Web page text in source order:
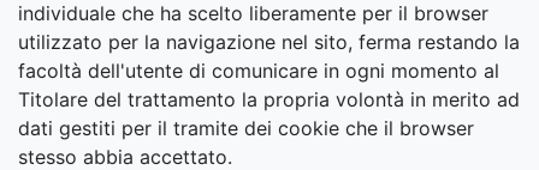
individuale che ha scelto liberamente per il browser
utilizzato per la navigazione nel sito, ferma restando la
facoltà dell'utente di comunicare in ogni momento al
Titolare del trattamento la propria volontà in merito ad
dati gestiti per il tramite dei cookie che il browser
stesso abbia accettato.